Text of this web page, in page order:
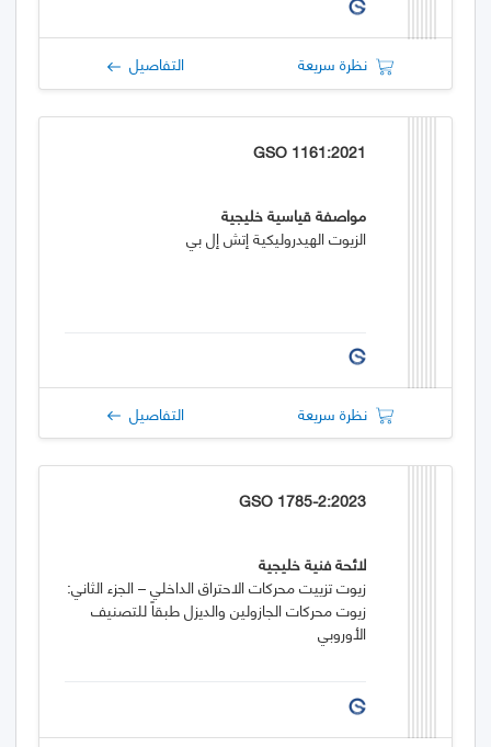
نظرة سريعة التفاصيل
GSO 1161:2021
مواصفة قياسية خليجية
الزيوت الهيدروليكية إتش إل بي
نظرة سريعة التفاصيل
GSO 1785-2:2023
لائحة فنية خليجية
زيوت تزييت محركات الاحتراق الداخلي – الجزء الثاني:
زيوت محركات الجازولين والديزل طبقاً للتصنيف
الأوروبي